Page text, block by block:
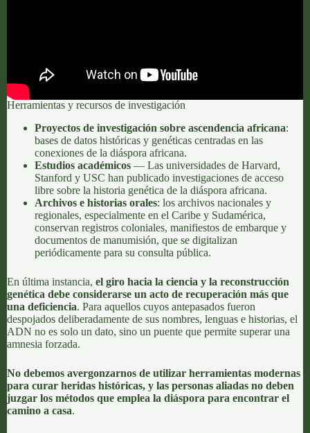
Herramientas y recursos de investigación
Proyectos de investigación sobre ascendencia africana:
bases de datos históricas y genéticas centradas en las
conexiones de la diáspora africana.
Estudios académicos — Las universidades de Harvard,
Stanford y USC han publicado investigaciones de acceso
libre sobre la historia genética de la diáspora africana.
Archivos e historias orales: los archivos nacionales y
regionales, especialmente en el Caribe y Sudamérica,
conservan registros coloniales, manifiestos de embarque y
documentos de manumisión, que se digitalizan
periódicamente para su consulta pública.
En última instancia, el giro hacia la ciencia y la reconstrucción
genética debe considerarse un acto de recuperación más que
una deficiencia. Para aquellos cuyos antepasados fueron
despojados deliberadamente de sus nombres, lenguas e historias, el
ADN no es solo un dato, sino un puente que permite superar una
amnesia forzada.
No debemos avergonzarnos de utilizar herramientas modernas
para curar heridas históricas, y las personas aliadas no deben
juzgar los métodos que emplea la diáspora para encontrar el
camino a casa.